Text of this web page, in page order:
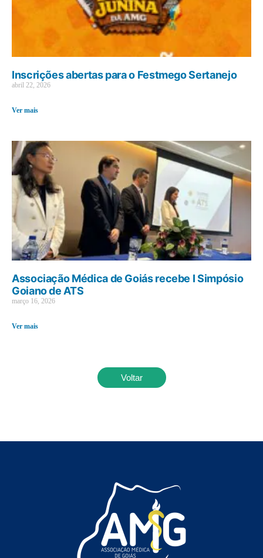
Inscrições abertas para o Festmego Sertanejo
abril 22, 2026
Ver mais
Associação Médica de Goiás recebe I Simpósio
Goiano de ATS
março 16, 2026
Ver mais
Voltar